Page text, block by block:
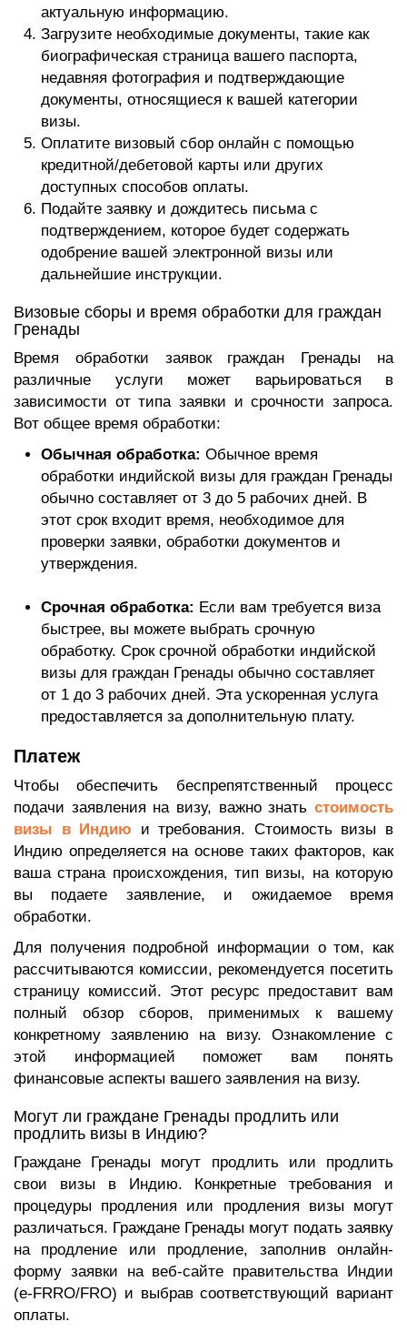
актуальную информацию.
Загрузите необходимые документы, такие как
биографическая страница вашего паспорта,
недавняя фотография и подтверждающие
документы, относящиеся к вашей категории
визы.
Оплатите визовый сбор онлайн с помощью
кредитной/дебетовой карты или других
доступных способов оплаты.
Подайте заявку и дождитесь письма с
подтверждением, которое будет содержать
одобрение вашей электронной визы или
дальнейшие инструкции.
Визовые сборы и время обработки для граждан
Гренады
Время обработки заявок граждан Гренады на
различные услуги может варьироваться в
зависимости от типа заявки и срочности запроса.
Вот общее время обработки:
Обычная обработка: Обычное время
обработки индийской визы для граждан Гренады
обычно составляет от 3 до 5 рабочих дней. В
этот срок входит время, необходимое для
проверки заявки, обработки документов и
утверждения.
Срочная обработка: Если вам требуется виза
быстрее, вы можете выбрать срочную
обработку. Срок срочной обработки индийской
визы для граждан Гренады обычно составляет
от 1 до 3 рабочих дней. Эта ускоренная услуга
предоставляется за дополнительную плату.
Платеж
Чтобы обеспечить беспрепятственный процесс
подачи заявления на визу, важно знать стоимость
визы в Индию и требования. Стоимость визы в
Индию определяется на основе таких факторов, как
ваша страна происхождения, тип визы, на которую
вы подаете заявление, и ожидаемое время
обработки.
Для получения подробной информации о том, как
рассчитываются комиссии, рекомендуется посетить
страницу комиссий. Этот ресурс предоставит вам
полный обзор сборов, применимых к вашему
конкретному заявлению на визу. Ознакомление с
этой информацией поможет вам понять
финансовые аспекты вашего заявления на визу.
Могут ли граждане Гренады продлить или
продлить визы в Индию?
Граждане Гренады могут продлить или продлить
свои визы в Индию. Конкретные требования и
процедуры продления или продления визы могут
различаться. Граждане Гренады могут подать заявку
на продление или продление, заполнив онлайн-
форму заявки на веб-сайте правительства Индии
(e-FRRO/FRO) и выбрав соответствующий вариант
оплаты.